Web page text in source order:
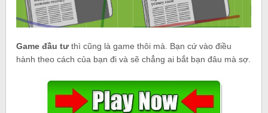
Game đầu tưthì cũng là game thôi mà. Bạn cứ vào điều
hành theo cách của bạn đi và sẽ chẳng ai bắt bạn đâu mà sợ.